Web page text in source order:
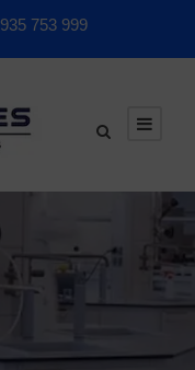
935 753 999